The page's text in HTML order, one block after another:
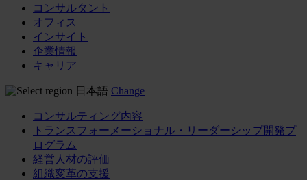
コンサルタント
オフィス
インサイト
企業情報
キャリア
日本語 Change
コンサルティング内容
トランスフォーメーショナル・リーダーシップ開発プ
ログラム
経営人材の評価
組織変革の支援